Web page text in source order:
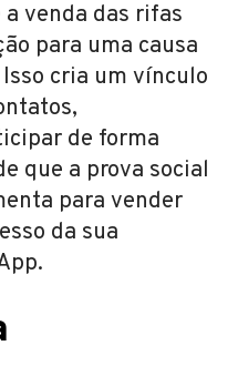
venda das rifas
para uma causa
cria um vínculo
de forma
que a prova social
para vender
da sua